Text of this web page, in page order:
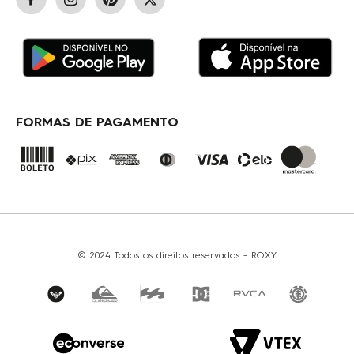
OUTLET
TERMOS E CONDIÇÕES
COMO COMPRAR
FORMAS DE PAGAMENTO
© 2024 Todos os direitos reservados - ROXY